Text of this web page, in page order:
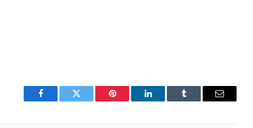
Facebook Twitter Pinterest LinkedIn Tumblr
E-